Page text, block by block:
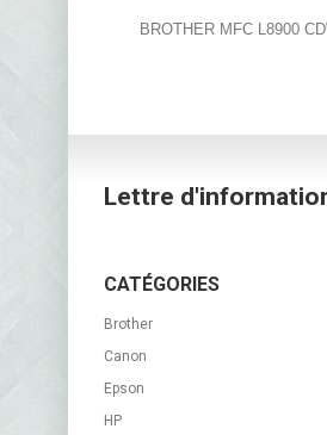
BROTHER MFC L8900
Lettre
CATÉGORIES
Brother
Canon
Epson
HP